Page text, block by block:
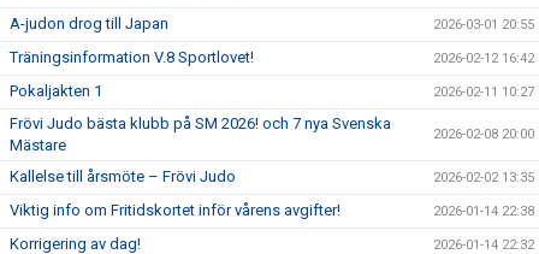
A-judon drog till Japan 2026-03-01 20:55
Träningsinformation V.8 Sportlovet! 2026-02-12 16:42
Pokaljakten 1 2026-02-11 10:27
Frövi Judo bästa klubb på SM 2026! och 7 nya Svenska
Mästare
2026-02-08 20:00
Kallelse till årsmöte – Frövi Judo 2026-02-02 13:35
Viktig info om Fritidskortet inför vårens avgifter! 2026-01-14 22:38
Korrigering av dag! 2026-01-14 22:32